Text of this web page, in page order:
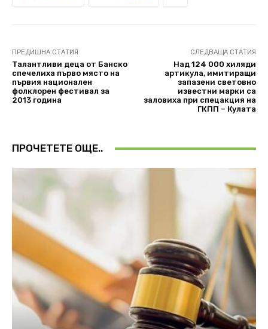
ПРЕДИШНА СТАТИЯ
Талантливи деца от Банско
спечелиха първо място на
първия национален
фолклорен фестивал за
2013 година
СЛЕДВАЩА СТАТИЯ
Над 124 000 хиляди
артикула, имитиращи
запазени световно
известни марки са
заловиха при спецакция на
ГКПП – Кулата
ПРОЧЕТЕТЕ ОЩЕ..